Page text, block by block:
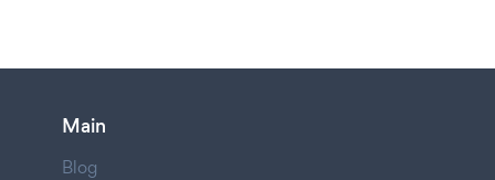
Main
Blog